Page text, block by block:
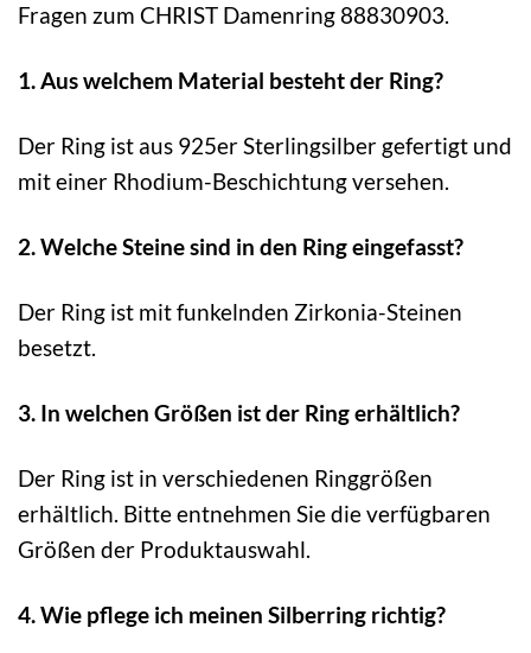
Fragen zum CHRIST Damenring 88830903.
1. Aus welchem Material besteht der Ring?
Der Ring ist aus 925er Sterlingsilber gefertigt und
mit einer Rhodium-Beschichtung versehen.
2. Welche Steine sind in den Ring eingefasst?
Der Ring ist mit funkelnden Zirkonia-Steinen
besetzt.
3. In welchen Größen ist der Ring erhältlich?
Der Ring ist in verschiedenen Ringgrößen
erhältlich. Bitte entnehmen Sie die verfügbaren
Größen der Produktauswahl.
4. Wie pflege ich meinen Silberring richtig?